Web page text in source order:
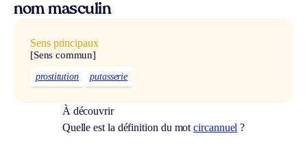
nom masculin
Sens principaux
[Sens commun]
prostitution putasserie
À découvrir
Quelle est la définition du motcircannuel ?